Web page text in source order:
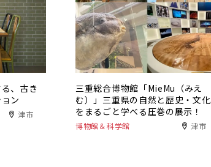
、古き
ン
津市
三重総合博物館「MieMu（みえ
む）」三重県の自然と歴史・文化
をまるごと学べる圧巻の展示！
博物館＆科学館 津市